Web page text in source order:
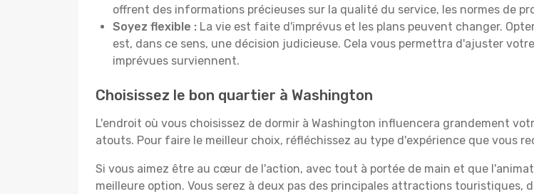
offrent des informations précieuses sur la qualité du service, les normes de
Soyez flexible : La vie est faite d'imprévus et les plans peuvent changer.
est, dans ce sens, une décision judicieuse. Cela vous permettra d'ajuster
imprévues surviennent.
Choisissez le bon quartier à Washington
L'endroit où vous choisissez de dormir à Washington influencera grandement
atouts. Pour faire le meilleur choix, réfléchissez au type d'expérience que vous
Si vous aimez être au cœur de l'action, avec tout à portée de main et que
meilleure option. Vous serez à deux pas des principales attractions touristiques,